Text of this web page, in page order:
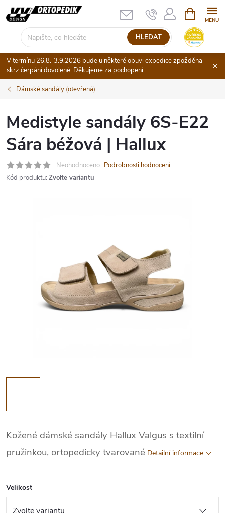
Přejít
na
HLEDAT
NÁKUPNÍ
KOŠÍK
V termínu 26.8.-3.9.2026 bude u některé obuvi expedice zpožděna
skrz čerpání dovolené. Děkujeme za pochopení.
Dámské sandály (otevřená)
Medistyle sandály 6S-E22
Sára béžová | Hallux
Neohodnoceno Podrobnosti hodnocení
Kód produktu: Zvolte variantu
Kožené dámské sandály Hallux Valgus s textilní
pružinkou, ortopedicky tvarované Detailní informace
Velikost